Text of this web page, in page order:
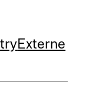
Externe